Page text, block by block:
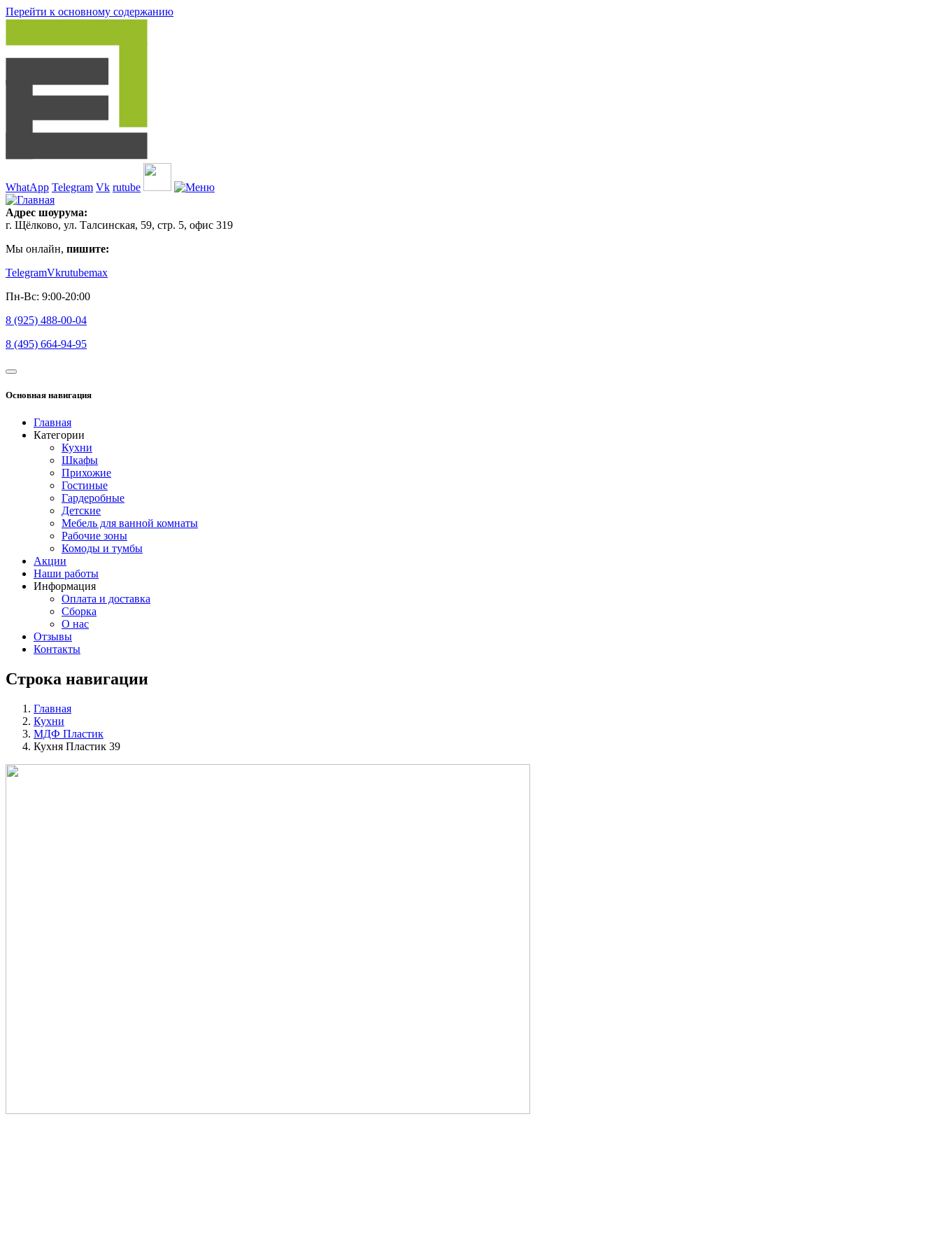
Перейти к основному содержанию
WhatApp Telegram Vk rutube
Адрес шоурума:
г. Щёлково, ул. Талсинская, 59, стр. 5, офис 319
Мы онлайн, пишите:
TelegramVkrutubemax
Пн-Вс: 9:00-20:00
8 (925) 488-00-04
8 (495) 664-94-95
Основная навигация
Главная
Категории
Кухни
Шкафы
Прихожие
Гостиные
Гардеробные
Детские
Мебель для ванной комнаты
Рабочие зоны
Комоды и тумбы
Акции
Наши работы
Информация
Оплата и доставка
Сборка
О нас
Отзывы
Контакты
Строка навигации
Главная
Кухни
МДФ Пластик
Кухня Пластик 39